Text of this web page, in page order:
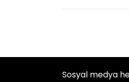
Sosyal medya